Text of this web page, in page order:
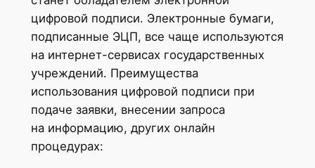
цифровой подписи. Электронные бумаги,
подписанные ЭЦП, все чаще используются
на интернет-сервисах государственных
учреждений. Преимущества
использования цифровой подписи при
подаче заявки, внесении запроса
на информацию, других онлайн
процедурах: